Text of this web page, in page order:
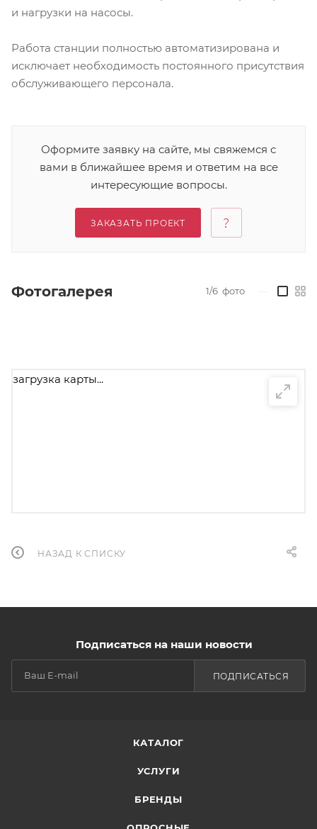
и нагрузки на насосы.
Работа станции полностью автоматизирована и
исключает необходимость постоянного присутствия
обслуживающего персонала.
Оформите заявку на сайте, мы свяжемся с
вами в ближайшее время и ответим на все
интересующие вопросы.
ЗАКАЗАТЬ ПРОЕКТ
Фотогалерея 1/6 фото
загрузка карты...
НАЗАД К СПИСКУ
Подписаться на наши новости
ПОДПИСАТЬСЯ
КАТАЛОГ
УСЛУГИ
БРЕНДЫ